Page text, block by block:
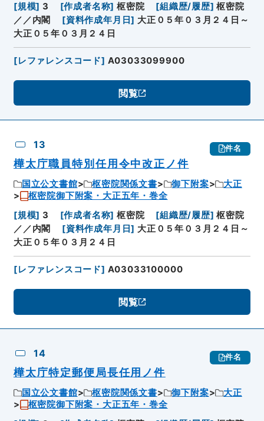
[規模] 3 [作成者名称] 枢密院 [組織歴/履歴] 枢密院
／／内閣
[資料作成年月日] 大正０５年０３月２４日～
大正０５年０３月２４日
[レファレンスコード] A03033099900
閲覧
13 件名
樺太庁職員特別任用令中改正ノ件
国立公文書館 枢密院関係文書 御下附案
大正
枢密院御下附案・大正五年・巻全
[規模] 3 [作成者名称] 枢密院 [組織歴/履歴] 枢密院
／／内閣
[資料作成年月日] 大正０５年０３月２４日～
大正０５年０３月２４日
[レファレンスコード] A03033100000
閲覧
14 件名
樺太庁特定郵便局長任用ノ件
国立公文書館 枢密院関係文書 御下附案
大正
枢密院御下附案・大正五年・巻全